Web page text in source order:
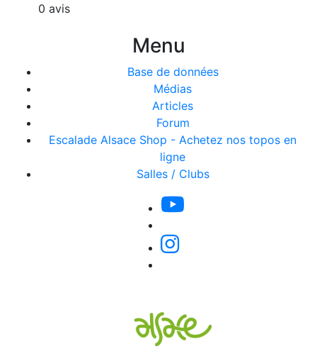
0 avis
Menu
Base de données
Médias
Articles
Forum
Escalade Alsace Shop - Achetez nos topos en
ligne
Salles / Clubs